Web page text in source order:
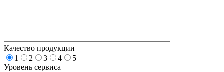
Качество продукции
1
2 3 4
5
Уровень сервиса